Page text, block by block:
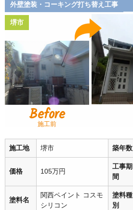
外壁塗装・コーキング打ち替え工事
堺市
Before
施工前
施工地 堺市 築年数
価格 105万円
工事期
間
塗料名
関西ペイント コスモ
シリコン
塗料種
別